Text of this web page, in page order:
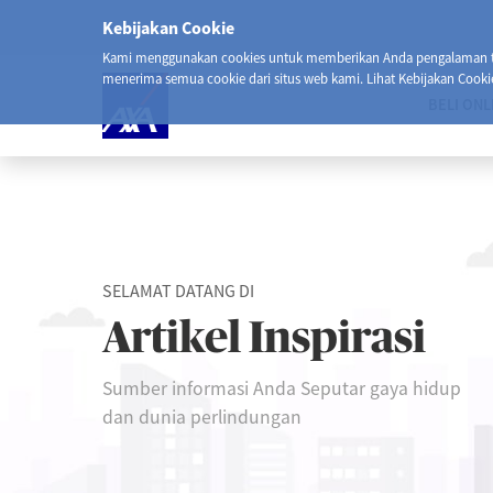
Kebijakan Cookie
Kami menggunakan cookies untuk memberikan Anda
menerima semua cookie dari situs web kami. Lihat Kebijakan
SELAMAT DATANG DI
Artikel Inspirasi
Sumber informasi Anda Seputar gaya hidup
dan dunia perlindungan